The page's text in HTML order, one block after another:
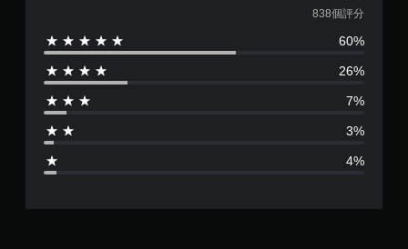
均
評
分
3
838個評分
60%
26%
7%
3%
4%